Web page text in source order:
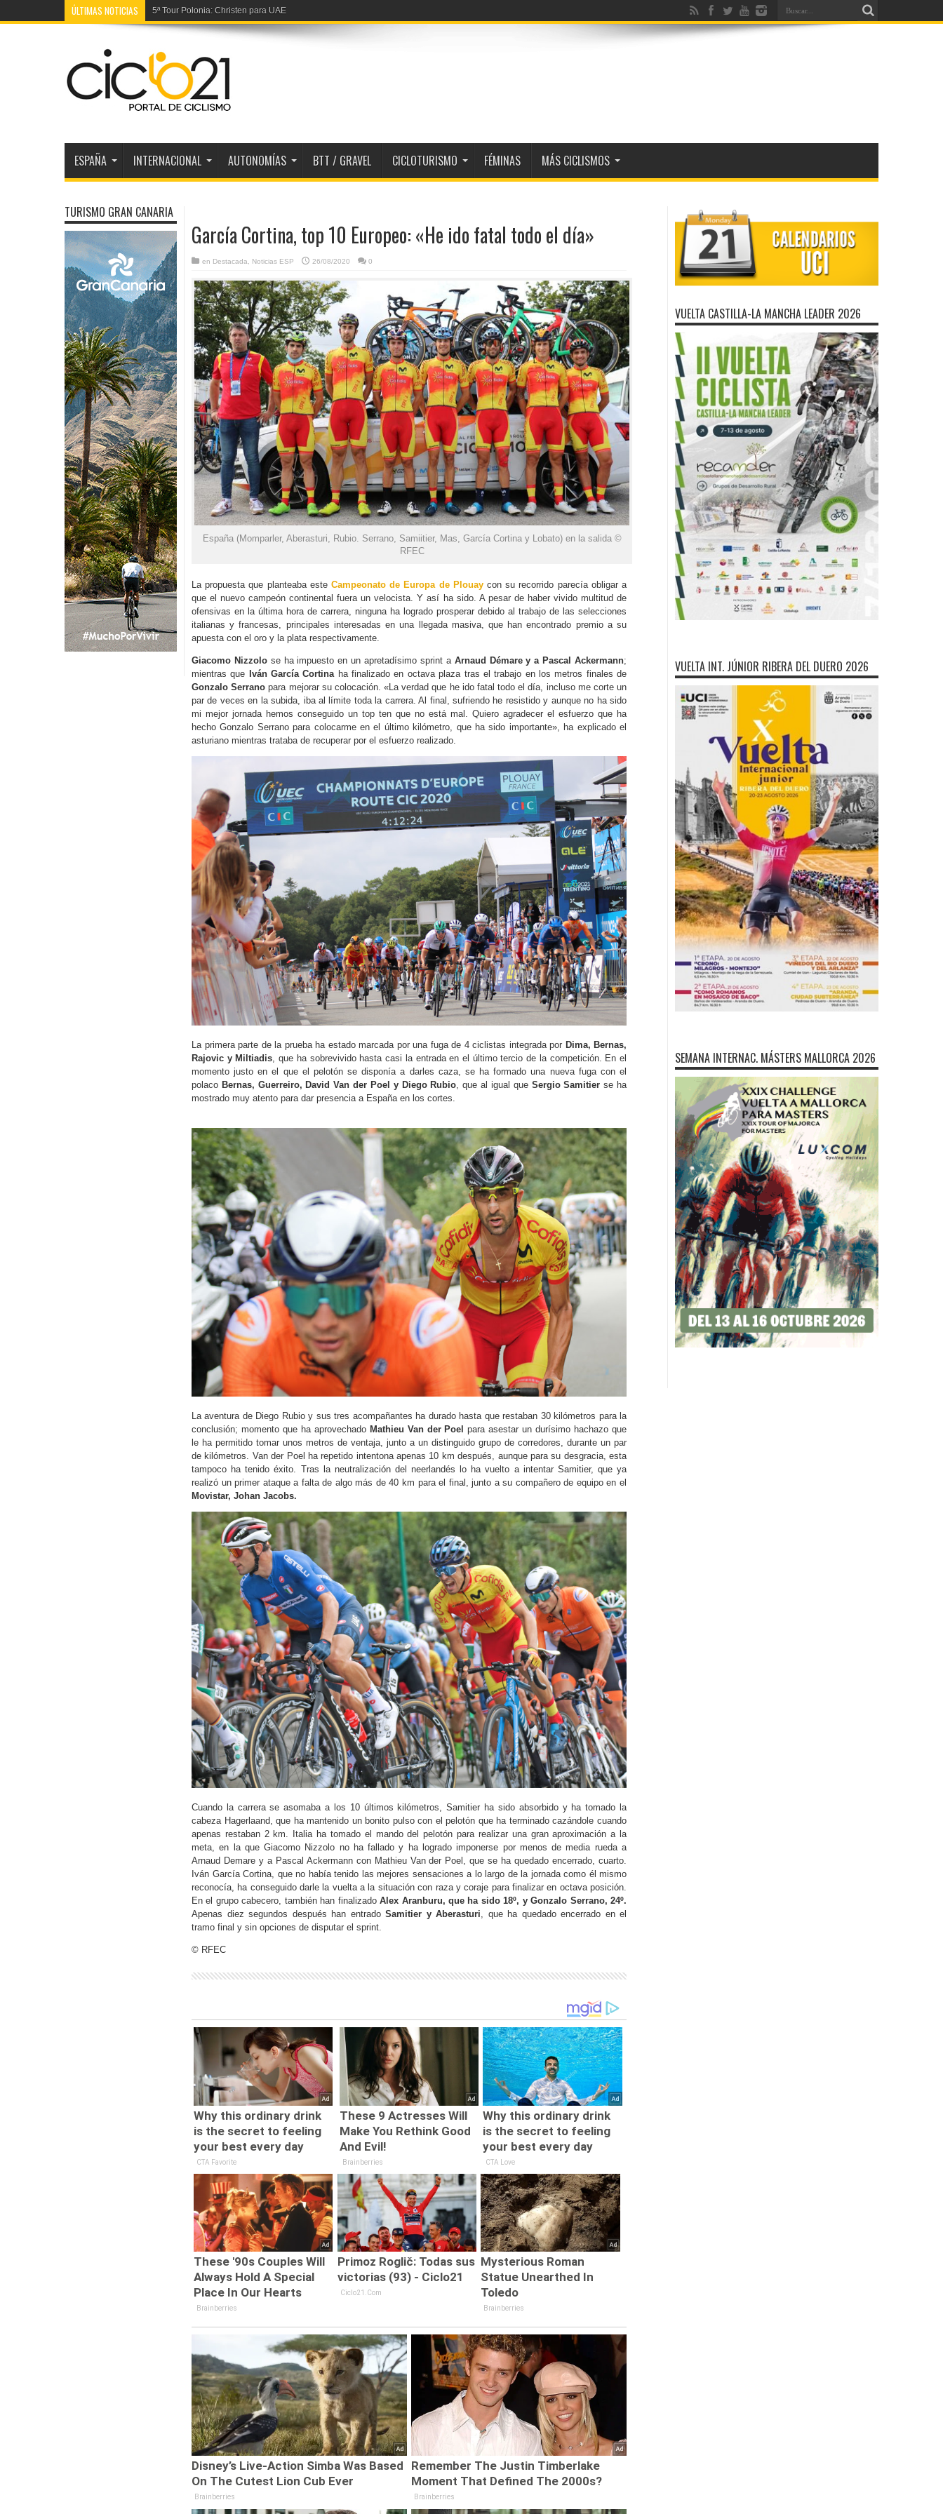
ÚLTIMAS NOTICIAS 4ª Vuelta Burgos: La segunda de Brennan
ESPAÑA INTERNACIONAL AUTONOMÍAS BTT / GRAVEL CICLOTURISMO FÉMINAS MÁS CICLISMOS
García Cortina, top 10 Europeo: «He ido fatal todo el día»
en Destacada Noticias ESP 26/08/2020 0
España (Momparler, Aberasturi, Rubio. Serrano, Samiitier, Mas, García Cortina y Lobato) en la salida ©
RFEC
La propuesta que planteaba este Campeonato de Europa de Plouaycon su recorrido parecía obligar a
que el nuevo campeón continental fuera un velocista. Y así ha sido. A pesar de haber vivido multitud de
ofensivas en la última hora de carrera, ninguna ha logrado prosperar debido al trabajo de las selecciones
italianas y francesas, principales interesadas en una llegada masiva, que han encontrado premio a su
apuesta con el oro y la plata respectivamente.
Giacomo Nizzolose ha impuesto en un apretadísimo sprint a Arnaud Démare y a Pascal Ackermann;
mientras que
Iván García Cortina ha finalizado en octava plaza tras el trabajo en los metros finales de
Gonzalo Serrano para mejorar su colocación. «La verdad que he ido fatal todo el día, incluso me corte un
par de veces en la subida, iba al límite toda la carrera. Al final, sufriendo he resistido y aunque no ha sido
mi mejor jornada hemos conseguido un top ten que no está mal. Quiero agradecer el esfuerzo que ha
hecho Gonzalo Serrano para colocarme en el último kilómetro, que ha sido importante», ha explicado el
asturiano mientras trataba de recuperar por el esfuerzo realizado.
La primera parte de la prueba ha estado marcada por una fuga de 4 ciclistas integrada por Dima, Bernas,
Rajovic y Miltiadis, que ha sobrevivido hasta casi la entrada en el último tercio de la competición. En el
momento justo en el que el pelotón se disponía a darles caza, se ha formado una nueva fuga con el
polaco Bernas, Guerreiro, David Van der Poel y Diego Rubio, que al igual que Sergio Samitier se ha
mostrado muy atento para dar presencia a España en los cortes.
La aventura de Diego Rubio y sus tres acompañantes ha durado hasta que restaban 30 kilómetros para la
conclusión; momento que ha aprovechado Mathieu Van der Poel para asestar un durísimo hachazo que
le ha permitido tomar unos metros de ventaja, junto a un distinguido grupo de corredores, durante un par
de kilómetros. Van der Poel ha repetido intentona apenas 10 km después, aunque para su desgracia, esta
tampoco ha tenido éxito. Tras la neutralización del neerlandés lo ha vuelto a intentar Samitier, que ya
realizó un primer ataque a falta de algo más de 40 km para el final, junto a su compañero de equipo en el
Movistar, Johan Jacobs.
Cuando la carrera se asomaba a los 10 últimos kilómetros, Samitier ha sido absorbido y ha tomado la
cabeza Hagerlaand, que ha mantenido un bonito pulso con el pelotón que ha terminado cazándole cuando
apenas restaban 2 km. Italia ha tomado el mando del pelotón para realizar una gran aproximación a la
meta, en la que Giacomo Nizzolo no ha fallado y ha logrado imponerse por menos de media rueda a
Arnaud Demare y a Pascal Ackermann con Mathieu Van der Poel, que se ha quedado encerrado, cuarto.
Iván García Cortina, que no había tenido las mejores sensaciones a lo largo de la jornada como él mismo
reconocía, ha conseguido darle la vuelta a la situación con raza y coraje para finalizar en octava posición.
En el grupo cabecero, también han finalizadoAlex Aranburu, que ha sido 18º, y Gonzalo Serrano, 24º.
Apenas diez segundos después han entrado Samitier y Aberasturi , que ha quedado encerrado en el
tramo final y sin opciones de disputar el sprint.
© RFEC
TURISMO GRAN CANARIA
VUELTA CASTILLA-LA MANCHA LEADER 2026
VUELTA INT. JÚNIOR RIBERA DEL DUERO 2026
SEMANA INTERNAC. MÁSTERS MALLORCA 2026